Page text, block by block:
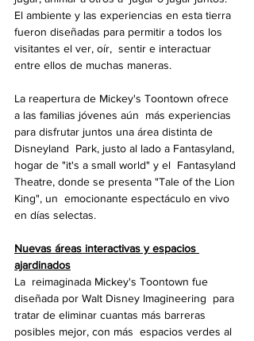
El ambiente y las experiencias en esta tierra
fueron diseñadas para permitir a todos los
visitantes el ver, oír,  sentir e interactuar
entre ellos de muchas maneras.
La reapertura de Mickey's Toontown ofrece
a las familias jóvenes aún  más experiencias
para disfrutar juntos una área distinta de
Disneyland  Park, justo al lado a Fantasyland,
hogar de "it's a small world" y el  Fantasyland
Theatre, donde se presenta "Tale of the Lion
King", un  emocionante espectáculo en vivo
en días selectas.
Nuevas áreas interactivas y espacios
ajardinados
La  reimaginada Mickey's Toontown fue
diseñada por Walt Disney Imagineering  para
tratar de eliminar cuantas más barreras
posibles mejor, con más  espacios verdes al